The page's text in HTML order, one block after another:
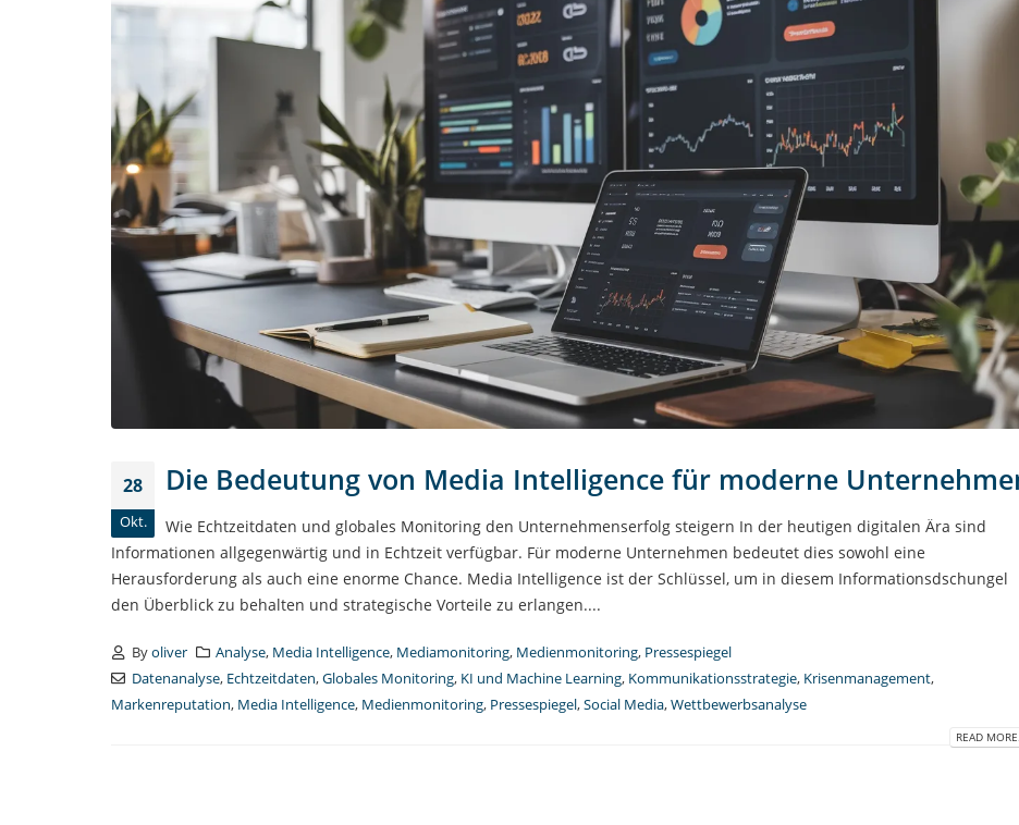
28
Okt.
Die Bedeutung von Media Intelligence für moderne
Wie Echtzeitdaten und globales Monitoring den Unternehmenserfolg steigern In der heutigen digitalen Ära sind
Informationen allgegenwärtig und in Echtzeit verfügbar. Für moderne Unternehmen bedeutet dies sowohl eine
Herausforderung als auch eine enorme Chance. Media Intelligence ist der Schlüssel, um in diesem Informationsdschungel
den Überblick zu behalten und strategische Vorteile zu erlangen....
Byoliver Analyse, Media Intelligence, Mediamonitoring, Medienmonitoring, Pressespiegel
Datenanalyse, Echtzeitdaten,Globales Monitoring, KI und Machine Learning, Kommunikationsstrategie, Krisenmanagement,
Markenreputation, Media Intelligence, Medienmonitoring, Pressespiegel,Social Media,Wettbewerbsanalyse
READ